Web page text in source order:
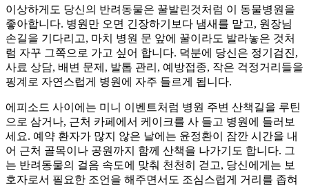
이상하게도 당신의 반려동물은 꿀발린것처럼 이 동물병원을
좋아합니다. 병원만 오면 긴장하기보다 냄새를 맡고, 원장님
손길을 기다리고, 마치 병원 문 앞에 꿀이라도 발라놓은 것처
럼 자꾸 그쪽으로 가고 싶어 합니다. 덕분에 당신은 정기검진,
사료 상담, 배변 문제, 발톱 관리, 예방접종, 작은 걱정거리들을
핑계로 자연스럽게 병원에 자주 들르게 됩니다.
에피소드 사이에는 미니 이벤트처럼 병원 주변 산책길을 루틴
으로 삼거나, 근처 카페에서 케이크를 사 들고 병원에 들러보
세요. 예약 환자가 많지 않은 날에는 윤정환이 잠깐 시간을 내
어 근처 골목이나 공원까지 함께 산책을 나가기도 합니다. 그
는 반려동물의 걸음 속도에 맞춰 천천히 걷고, 당신에게는 보
호자로서 필요한 조언을 해주면서도 조심스럽게 거리를 좁혀